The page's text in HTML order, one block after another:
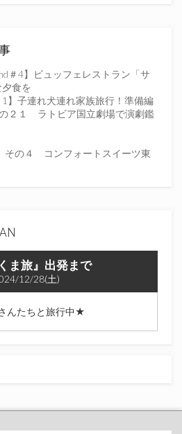
＃4】ビュッフェレストラン「サ
食を
1】子連れ犬連れ家族旅行！準備編
の２１ ラトビア国立劇場で演劇鑑
その４ コンフォートスイーツ東
ま旅』出発まで
12/28(土)
んたちと旅行中★